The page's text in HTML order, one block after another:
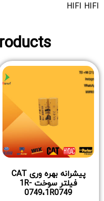
HIFI HIFI
پیشرانه بهره وری CAT
فیلتر سوخت 1R-
0749،1R0749